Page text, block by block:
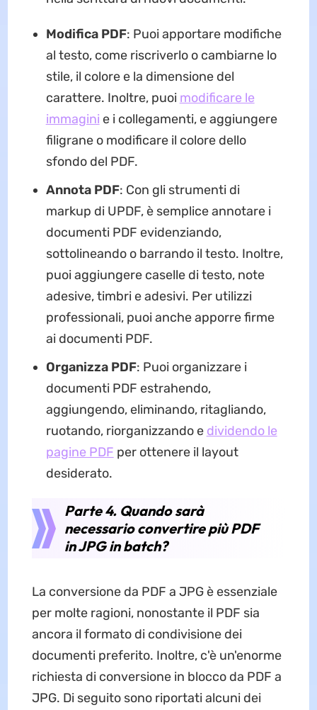
Modifica PDF: Puoi apportare modifiche
al testo, come riscriverlo o cambiarne lo
stile, il colore e la dimensione del
carattere. Inoltre, puoi modificare le
immagini e i collegamenti, e aggiungere
filigrane o modificare il colore dello
sfondo del PDF.
Annota PDF: Con gli strumenti di
markup di UPDF, è semplice annotare i
documenti PDF evidenziando,
sottolineando o barrando il testo. Inoltre,
puoi aggiungere caselle di testo, note
adesive, timbri e adesivi. Per utilizzi
professionali, puoi anche apporre firme
ai documenti PDF.
Organizza PDF: Puoi organizzare i
documenti PDF estrahendo,
aggiungendo, eliminando, ritagliando,
ruotando, riorganizzando e dividendo le
pagine PDF per ottenere il layout
desiderato.
Parte 4. Quando sarà
necessario convertire più PDF
in JPG in batch?
La conversione da PDF a JPG è essenziale
per molte ragioni, nonostante il PDF sia
ancora il formato di condivisione dei
documenti preferito. Inoltre, c'è un'enorme
richiesta di conversione in blocco da PDF a
JPG. Di seguito sono riportati alcuni dei